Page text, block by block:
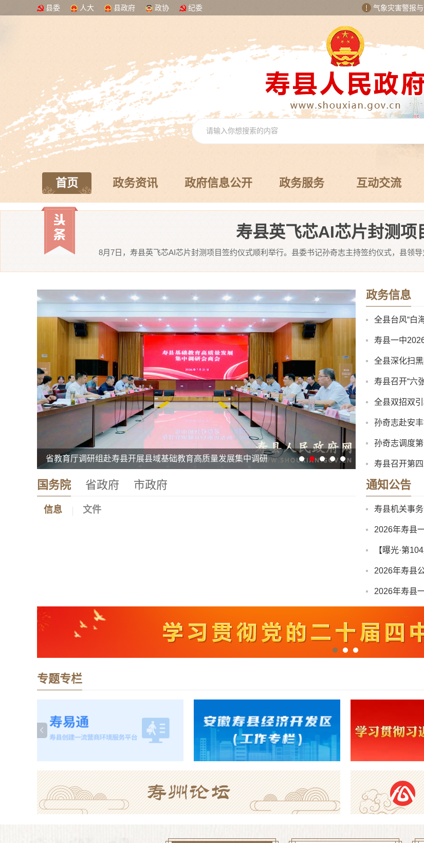
县委 人大 县政府 政协 纪委 气象灾害警报
首页 政务资讯 政府信息公开 政务服务 互动交流
寿县英飞芯AI芯片封测项
8月7日，寿县英飞芯AI芯片封测项目签约仪式顺利举行。县委书记孙奇志主持签约仪式，县领
省教育厅调研组赴寿县开展县域基础教育高质量发展集中调研
政务信息
全县台风“白
寿县一中
全县深化扫
寿县召开“六
全县双招双
孙奇志赴安
孙奇志调度
寿县召开第
国务院 省政府 市政府
信息 文件
通知公告
8月份县直部
寿县防汛抗
寿县中医院
2026年寿县
【曝光·第
2026年寿县
2026年寿县
“寿州古城杯
关于召开寿
2026年寿县
【曝光·第
专题专栏